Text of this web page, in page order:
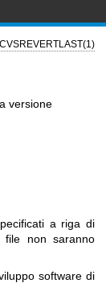
CVSREVERTLAST(1)
versione
a riga di
non saranno
software di